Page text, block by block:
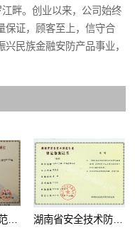
畔。创业以来，公司始终
保证，顾客至上，信守合
民族金融安防产品事业，
公共安全技术防范系统... 湖南省安全技术防范行...